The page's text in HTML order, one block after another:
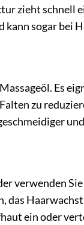
zieht schnell
sogar bei
Es
zu
verwenden
das
ein oder